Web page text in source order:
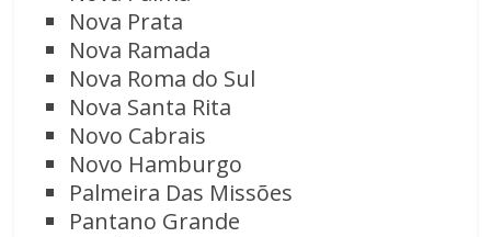
Nova Prata
Nova Ramada
Nova Roma do Sul
Nova Santa Rita
Novo Cabrais
Novo Hamburgo
Palmeira Das Missões
Pantano Grande